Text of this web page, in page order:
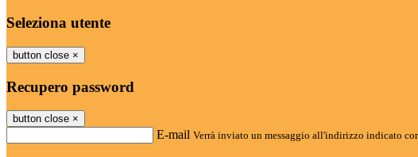
Seleziona utente
button close ×
Recupero password
button close ×
E-mail Verrà inviato un messaggio all'indirizzo indicato